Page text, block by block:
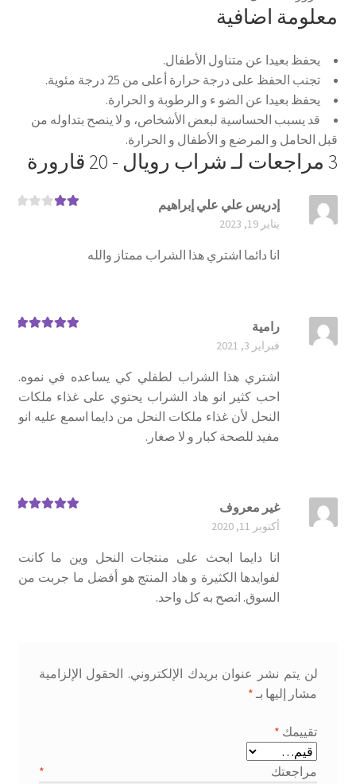
معلومة اضافية
يحفظ بعيدا عن متناول الأطفال.
تجنب الحفظ على درجة حرارة أعلى من 25 درجة مئوية.
يحفظ بعيدا عن الضو ء و الرطوبة و الحرارة.
قد يسبب الحساسية لبعض الأشخاص، و لا ينصح بتداوله من
قبل الحامل و المرضع و الأطفال و الحرارة.
3 مراجعات لـ شراب رويال - 20 قارورة
إدريس علي علي إبراهيم
يناير 19, 2023
انا دائما اشتري هذا الشراب ممتاز والله
رامية
فبراير 3, 2021
اشتري هذا الشراب لطفلي كي يساعده في نموه.
احب كثير انو هاد الشراب يحتوي على غذاء ملكات
النحل لأن غذاء ملكات النحل من دايما اسمع عليه انو
مفيد للصحة كبار و لا صغار.
غير معروف
أكتوبر 11, 2020
انا دايما ابحث على منتجات النحل وين ما كانت
لفوايدها الكثيرة و هاد المنتج هو أفضل ما جربت من
السوق. انصح به كل واحد.
لن يتم نشر عنوان بريدك الإلكتروني. الحقول الإلزامية
مشار إليها بـ *
تقييمك *
مراجعتك *